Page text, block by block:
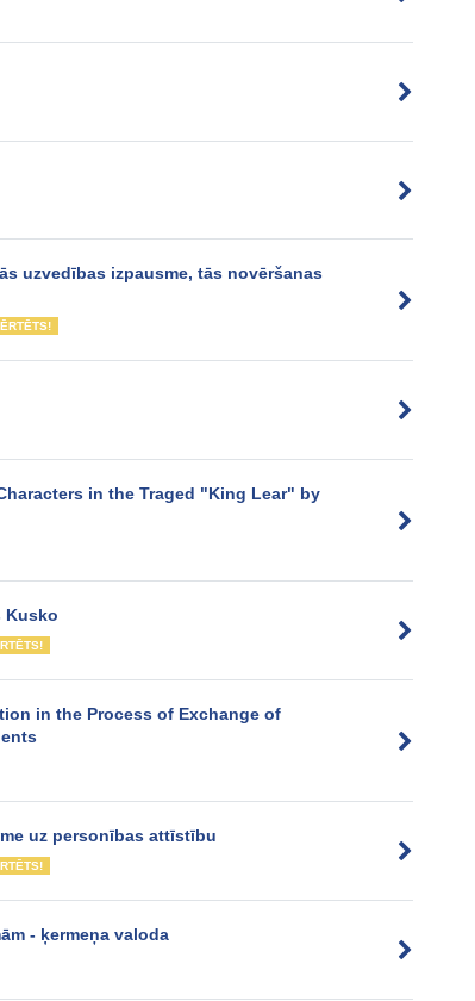
uzvedības izpausme, tās novēršanas
in the Traged "King Lear" by
Kusko
in the Process of Exchange of
uz personības attīstību
- ķermeņa valoda